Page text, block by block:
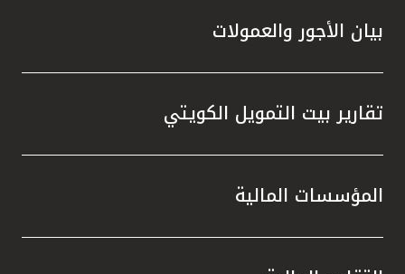
بيان الأجور والعمولات
تقارير بيت التمويل الكويتي
المؤسسات المالية